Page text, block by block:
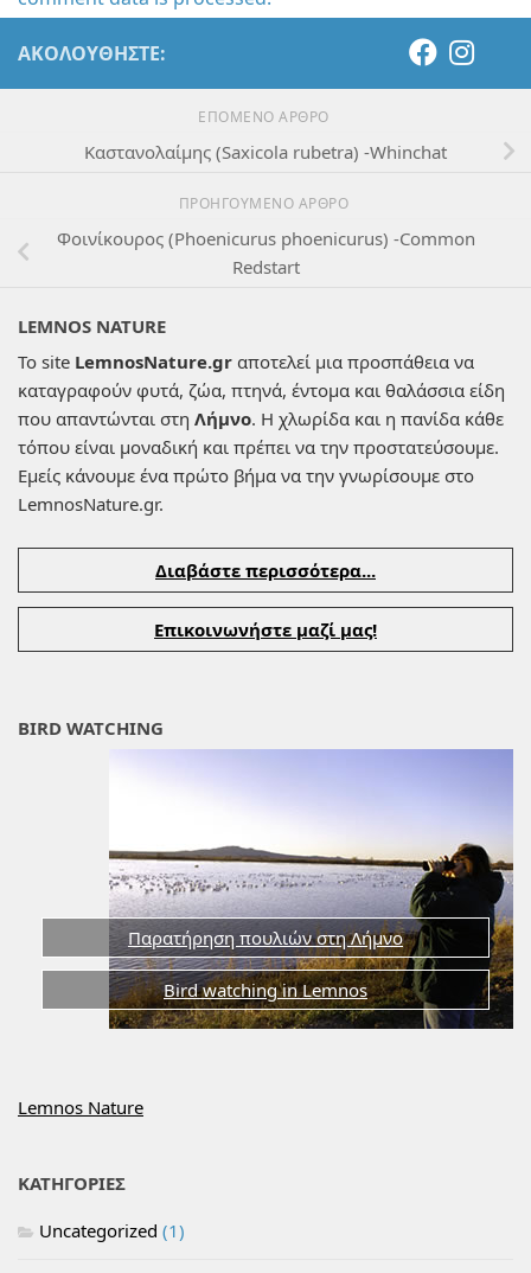
ΑΚΟΛΟΥΘΉΣΤΕ:
ΕΠΌΜΕΝΟ ΆΡΘΡΟ
Καστανολαίμης (Saxicola rubetra) -Whinchat
ΠΡΟΗΓΟΎΜΕΝΟ ΆΡΘΡΟ
Φοινίκουρος (Phoenicurus phoenicurus) -Common
Redstart
LEMNOS NATURE
Το site LemnosNature.gr αποτελεί μια προσπάθεια να
καταγραφούν φυτά, ζώα, πτηνά, έντομα και θαλάσσια είδη
που απαντώνται στη Λήμνο. Η χλωρίδα και η πανίδα κάθε
τόπου είναι μοναδική και πρέπει να την προστατεύσουμε.
Εμείς κάνουμε ένα πρώτο βήμα να την γνωρίσουμε στο
LemnosNature.gr.
Διαβάστε περισσότερα...
Επικοινωνήστε μαζί μας!
BIRD WATCHING
Παρατήρηση πουλιών στη Λήμνο
Bird watching in Lemnos
Lemnos Nature
ΚΑΤΗΓΟΡΙΕΣ
Uncategorized (1)